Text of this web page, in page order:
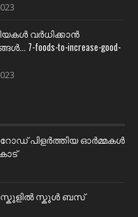
വര്‍ധിക്കാന്‍
7-foods-to-increase-good-
റോഡ് പിളർത്തിയ ഓർമ്മകൾ
സ്കൂളിൽ സ്കൂൾ ബസ്